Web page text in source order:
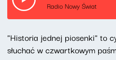
Radio Nowy Świat
"Historia jednej piosenki" to
słuchać w czwartkowym